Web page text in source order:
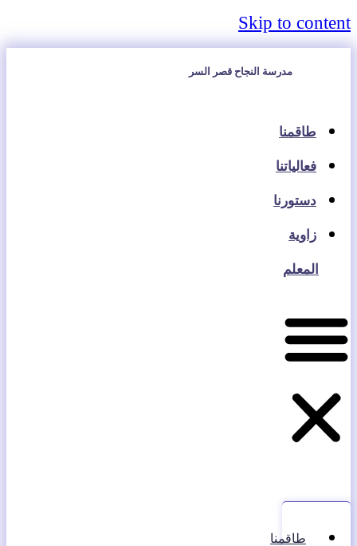
Skip to content
مدرسة النجاح قصر السر
طاقمنا
فعالياتنا
دستورنا
زاوية
المعلم
طاقمنا